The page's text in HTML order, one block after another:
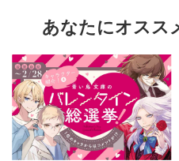
あなたにオスス